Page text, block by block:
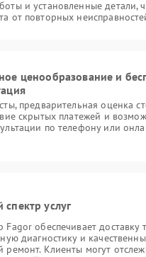
и установленные детали,
от повторных
ценообразование и
предварительная оценка
скрытых платежей и
по телефону или
услуг
обеспечивает доставку
диагностику и
ремонт. Клиенты могут